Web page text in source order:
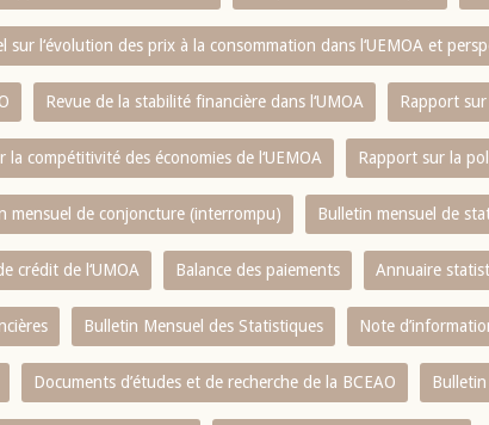
sur l‘évolution des prix à la consommation dans l‘UEMOA et
Revue de la stabilité financière dans l‘UMOA Rapport sur
la compétitivité des économies de l‘UEMOA Rapport sur la
mensuel de conjoncture (interrompu) Bulletin mensuel de
crédit de l‘UMOA Balance des paiements Annuaire
Bulletin Mensuel des Statistiques Note
Documents d’études et de recherche de la BCEAO